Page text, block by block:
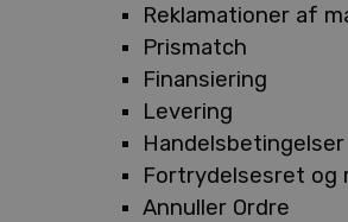
Reklamationer af
Prismatch
Finansiering
Levering
Handelsbetingelser
Fortrydelsesret og
Annuller Ordre